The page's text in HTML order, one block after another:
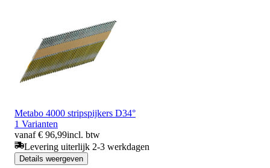
Metabo 4000 stripspijkers D34°
1 Varianten
vanaf € 96,99incl. btw
Levering uiterlijk 2-3 werkdagen
Details weergeven